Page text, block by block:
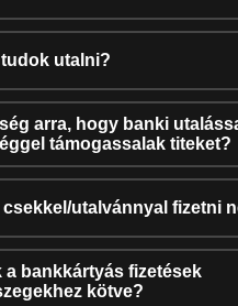
utalni?
arra, hogy banki
támogassalak titeket?
csekkel/utalvánnyal fizetni
a bankkártyás fizetések
kötve?